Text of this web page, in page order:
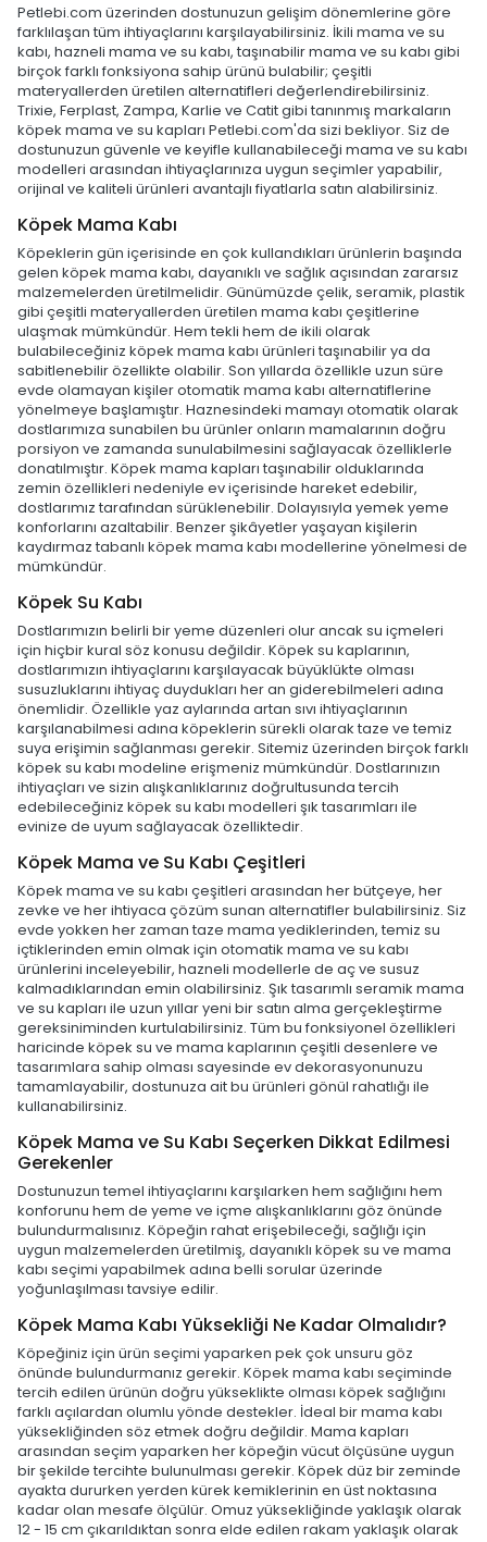
Petlebi.com üzerinden dostunuzun gelişim dönemlerine göre
farklılaşan tüm ihtiyaçlarını karşılayabilirsiniz. İkili mama ve su
kabı, hazneli mama ve su kabı, taşınabilir mama ve su kabı gibi
birçok farklı fonksiyona sahip ürünü bulabilir; çeşitli
materyallerden üretilen alternatifleri değerlendirebilirsiniz.
Trixie, Ferplast, Zampa, Karlie ve Catit gibi tanınmış markaların
köpek mama ve su kapları Petlebi.com'da sizi bekliyor. Siz de
dostunuzun güvenle ve keyifle kullanabileceği mama ve su kabı
modelleri arasından ihtiyaçlarınıza uygun seçimler yapabilir,
orijinal ve kaliteli ürünleri avantajlı fiyatlarla satın alabilirsiniz.
Köpek Mama Kabı
Köpeklerin gün içerisinde en çok kullandıkları ürünlerin başında
gelen köpek mama kabı, dayanıklı ve sağlık açısından zararsız
malzemelerden üretilmelidir. Günümüzde çelik, seramik, plastik
gibi çeşitli materyallerden üretilen mama kabı çeşitlerine
ulaşmak mümkündür. Hem tekli hem de ikili olarak
bulabileceğiniz köpek mama kabı ürünleri taşınabilir ya da
sabitlenebilir özellikte olabilir. Son yıllarda özellikle uzun süre
evde olamayan kişiler otomatik mama kabı alternatiflerine
yönelmeye başlamıştır. Haznesindeki mamayı otomatik olarak
dostlarımıza sunabilen bu ürünler onların mamalarının doğru
porsiyon ve zamanda sunulabilmesini sağlayacak özelliklerle
donatılmıştır. Köpek mama kapları taşınabilir olduklarında
zemin özellikleri nedeniyle ev içerisinde hareket edebilir,
dostlarımız tarafından sürüklenebilir. Dolayısıyla yemek yeme
konforlarını azaltabilir. Benzer şikâyetler yaşayan kişilerin
kaydırmaz tabanlı köpek mama kabı modellerine yönelmesi de
mümkündür.
Köpek Su Kabı
Dostlarımızın belirli bir yeme düzenleri olur ancak su içmeleri
için hiçbir kural söz konusu değildir. Köpek su kaplarının,
dostlarımızın ihtiyaçlarını karşılayacak büyüklükte olması
susuzluklarını ihtiyaç duydukları her an giderebilmeleri adına
önemlidir. Özellikle yaz aylarında artan sıvı ihtiyaçlarının
karşılanabilmesi adına köpeklerin sürekli olarak taze ve temiz
suya erişimin sağlanması gerekir. Sitemiz üzerinden birçok farklı
köpek su kabı modeline erişmeniz mümkündür. Dostlarınızın
ihtiyaçları ve sizin alışkanlıklarınız doğrultusunda tercih
edebileceğiniz köpek su kabı modelleri şık tasarımları ile
evinize de uyum sağlayacak özelliktedir.
Köpek Mama ve Su Kabı Çeşitleri
Köpek mama ve su kabı çeşitleri arasından her bütçeye, her
zevke ve her ihtiyaca çözüm sunan alternatifler bulabilirsiniz. Siz
evde yokken her zaman taze mama yediklerinden, temiz su
içtiklerinden emin olmak için otomatik mama ve su kabı
ürünlerini inceleyebilir, hazneli modellerle de aç ve susuz
kalmadıklarından emin olabilirsiniz. Şık tasarımlı seramik mama
ve su kapları ile uzun yıllar yeni bir satın alma gerçekleştirme
gereksiniminden kurtulabilirsiniz. Tüm bu fonksiyonel özellikleri
haricinde köpek su ve mama kaplarının çeşitli desenlere ve
tasarımlara sahip olması sayesinde ev dekorasyonunuzu
tamamlayabilir, dostunuza ait bu ürünleri gönül rahatlığı ile
kullanabilirsiniz.
Köpek Mama ve Su Kabı Seçerken Dikkat Edilmesi
Gerekenler
Dostunuzun temel ihtiyaçlarını karşılarken hem sağlığını hem
konforunu hem de yeme ve içme alışkanlıklarını göz önünde
bulundurmalısınız. Köpeğin rahat erişebileceği, sağlığı için
uygun malzemelerden üretilmiş, dayanıklı köpek su ve mama
kabı seçimi yapabilmek adına belli sorular üzerinde
yoğunlaşılması tavsiye edilir.
Köpek Mama Kabı Yüksekliği Ne Kadar Olmalıdır?
Köpeğiniz için ürün seçimi yaparken pek çok unsuru göz
önünde bulundurmanız gerekir. Köpek mama kabı seçiminde
tercih edilen ürünün doğru yükseklikte olması köpek sağlığını
farklı açılardan olumlu yönde destekler. İdeal bir mama kabı
yüksekliğinden söz etmek doğru değildir. Mama kapları
arasından seçim yaparken her köpeğin vücut ölçüsüne uygun
bir şekilde tercihte bulunulması gerekir. Köpek düz bir zeminde
ayakta dururken yerden kürek kemiklerinin en üst noktasına
kadar olan mesafe ölçülür. Omuz yüksekliğinde yaklaşık olarak
12 - 15 cm çıkarıldıktan sonra elde edilen rakam yaklaşık olarak